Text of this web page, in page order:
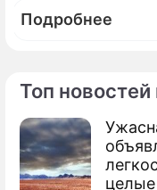
Топ новостей
Подробнее